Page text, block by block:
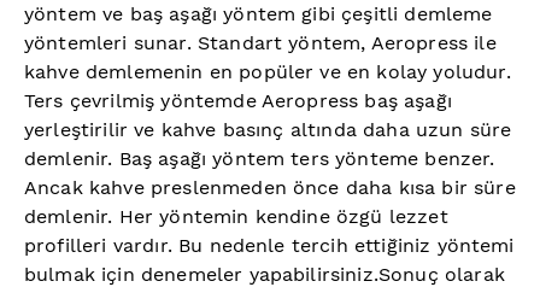
yöntem ve baş aşağı yöntem gibi çeşitli demleme
yöntemleri sunar. Standart yöntem, Aeropress ile
kahve demlemenin en popüler ve en kolay yoludur.
Ters çevrilmiş yöntemde Aeropress baş aşağı
yerleştirilir ve kahve basınç altında daha uzun süre
demlenir. Baş aşağı yöntem ters yönteme benzer.
Ancak kahve preslenmeden önce daha kısa bir süre
demlenir. Her yöntemin kendine özgü lezzet
profilleri vardır. Bu nedenle tercih ettiğiniz yöntemi
bulmak için denemeler yapabilirsiniz.Sonuç olarak